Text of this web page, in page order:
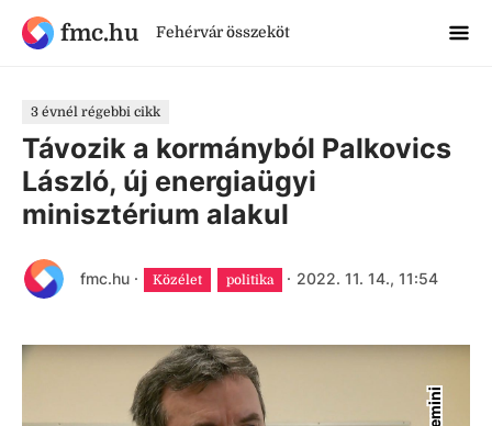
fmc.hu Fehérvár összeköt
3 évnél régebbi cikk
Távozik a kormányból Palkovics
László, új energiaügyi
minisztérium alakul
fmc.hu · Közélet politika · 2022. 11. 14., 11:54